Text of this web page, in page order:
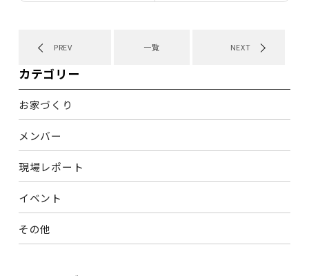
PREV 一覧 NEXT
カテゴリー
お家づくり
メンバー
現場レポート
イベント
その他